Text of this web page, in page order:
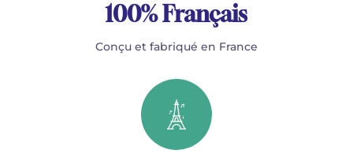
100% Français
Conçu et fabriqué en France